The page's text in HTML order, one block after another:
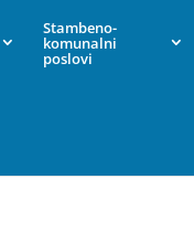
Stambeno-
komunalni
poslovi